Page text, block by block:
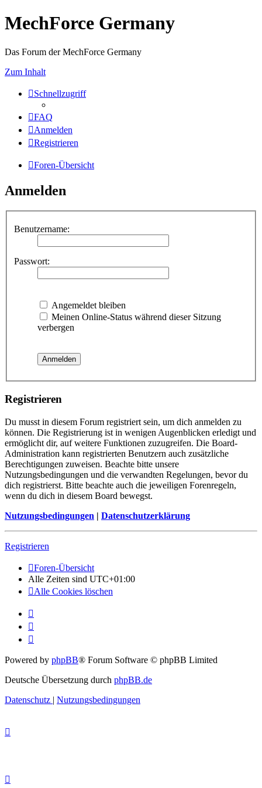
MechForce Germany
Das Forum der MechForce Germany
Zum Inhalt
Schnellzugriff
FAQ
Anmelden
Registrieren
Foren-Übersicht
Anmelden
Benutzername:
Passwort:
Angemeldet bleiben
Meinen Online-Status während dieser Sitzung
verbergen
Registrieren
Du musst in diesem Forum registriert sein, um dich anmelden zu
können. Die Registrierung ist in wenigen Augenblicken erledigt und
ermöglicht dir, auf weitere Funktionen zuzugreifen. Die Board-
Administration kann registrierten Benutzern auch zusätzliche
Berechtigungen zuweisen. Beachte bitte unsere
Nutzungsbedingungen und die verwandten Regelungen, bevor du
dich registrierst. Bitte beachte auch die jeweiligen Forenregeln,
wenn du dich in diesem Board bewegst.
Nutzungsbedingungen | Datenschutzerklärung
Registrieren
Foren-Übersicht
Alle Zeiten sind UTC+01:00
Alle Cookies löschen
Powered by phpBB® Forum Software © phpBB Limited
Deutsche Übersetzung durch phpBB.de
Datenschutz | Nutzungsbedingungen